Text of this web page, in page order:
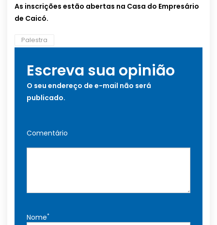
As inscrições estão abertas na Casa do Empresário
de Caicó.
Palestra
Escreva sua opinião
O seu endereço de e-mail não será
publicado.
Comentário
Nome*